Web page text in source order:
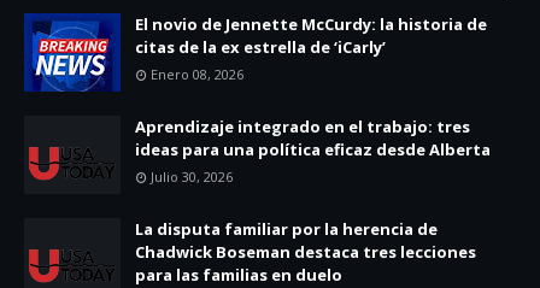
El novio de Jennette McCurdy: la historia de
citas de la ex estrella de ‘iCarly’
Enero 08, 2026
Aprendizaje integrado en el trabajo: tres
ideas para una política eficaz desde Alberta
Julio 30, 2026
La disputa familiar por la herencia de
Chadwick Boseman destaca tres lecciones
para las familias en duelo